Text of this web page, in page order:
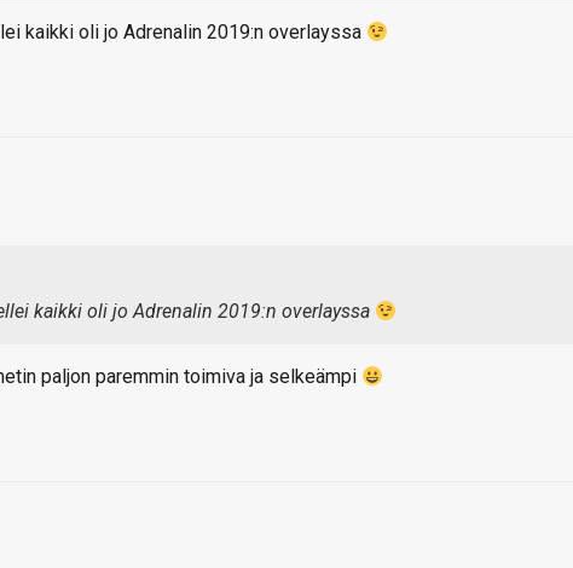
kaikki oli jo Adrenalin 2019:n overlayssa
kaikki oli jo Adrenalin 2019:n overlayssa
paljon paremmin toimiva ja selkeämpi